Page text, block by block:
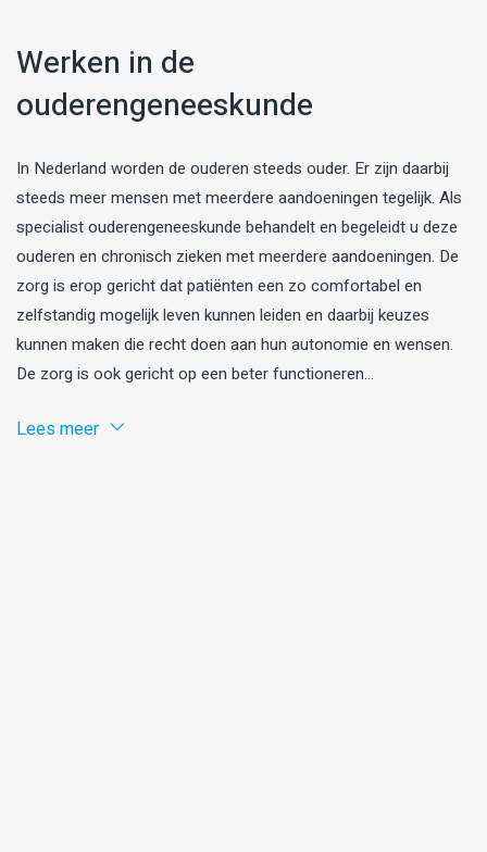
Werken in de
ouderengeneeskunde
In Nederland worden de ouderen steeds ouder. Er zijn daarbij
steeds meer mensen met meerdere aandoeningen tegelijk. Als
specialist ouderengeneeskunde behandelt en begeleidt u deze
ouderen en chronisch zieken met meerdere aandoeningen. De
zorg is erop gericht dat patiënten een zo comfortabel en
zelfstandig mogelijk leven kunnen leiden en daarbij keuzes
kunnen maken die recht doen aan hun autonomie en wensen.
De zorg is ook gericht op een beter functioneren...